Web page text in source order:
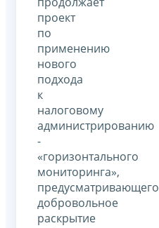
проект
по
применению
нового
подхода
к
налоговому
администрированию
-
«горизонтального
мониторинга»,
предусматривающего
добровольное
раскрытие